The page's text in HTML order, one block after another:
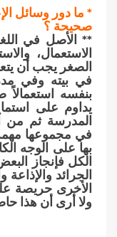
* ما دور وسائل
صحيحة ؟
** الأصل في
الاستعمال،
الصغر يجب أن
في بيته وفي
بنفسه استعمالاً
يداوم على
المدرسة ثم من
في مجموعها
بها على الوجه
الكل فإنجاز
الجرائد والإذاعة
الأخرى حريصة
ولا أرى أن هذا